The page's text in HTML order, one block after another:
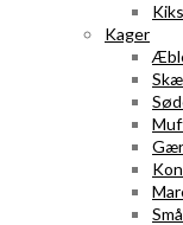
Kager